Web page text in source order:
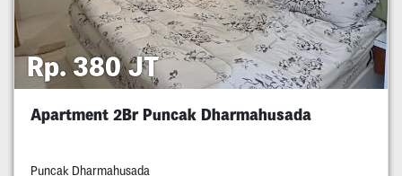
Rp. 380 JT
Apartment 2Br Puncak Dharmahusada
Puncak Dharmahusada